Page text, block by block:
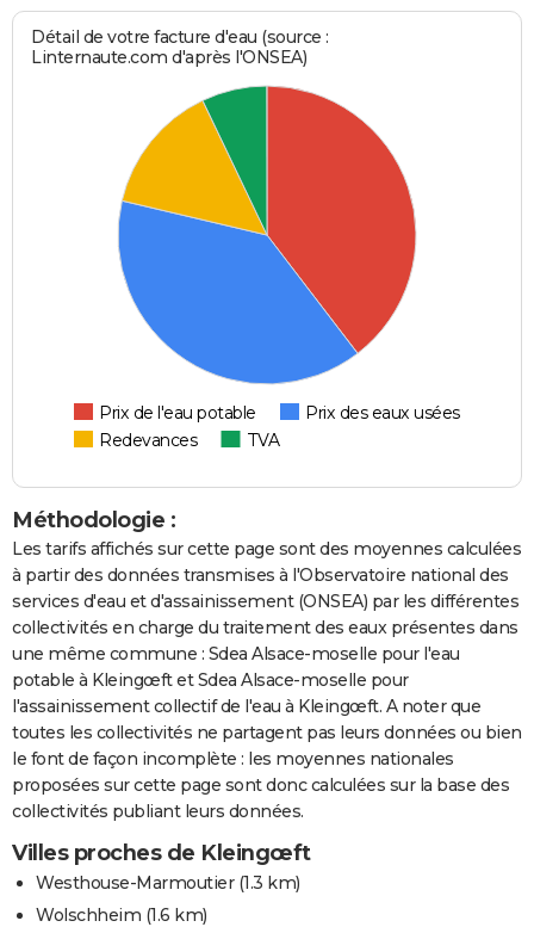
Détail de votre facture d'eau (source :
Linternaute.com d'après l'ONSEA)
Prix de l'eau potable
Prix des eaux usées
Redevances
TVA
Méthodologie :
Les tarifs affichés sur cette page sont des moyennes calculées
à partir des données transmises à l'Observatoire national des
services d'eau et d'assainissement (ONSEA) par les différentes
collectivités en charge du traitement des eaux présentes dans
une même commune : Sdea Alsace-moselle pour l'eau
potable à Kleingœft et Sdea Alsace-moselle pour
l'assainissement collectif de l'eau à Kleingœft. A noter que
toutes les collectivités ne partagent pas leurs données ou bien
le font de façon incomplète : les moyennes nationales
proposées sur cette page sont donc calculées sur la base des
collectivités publiant leurs données.
Villes proches de Kleingœft
Westhouse-Marmoutier(1.3 km)
Wolschheim (1.6 km)